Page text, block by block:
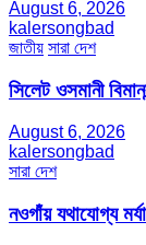
August 6, 2026
kalersongbad
জাতীয় সারা দেশ
সিলেট ওসমানী
August 6, 2026
kalersongbad
সারা দেশ
নওগাঁয় যথাযোগ্য